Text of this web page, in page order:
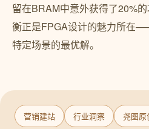
留在BRAM中意外获得了20%
衡正是FPGA设计的魅力所在
特定场景的最优解。
营销建站 行业洞察 尧图原